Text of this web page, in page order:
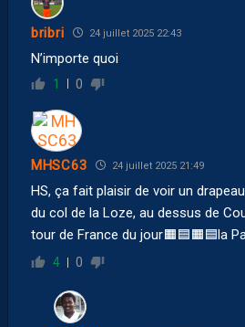
bribri 24 juillet 2025 22:43
N’importe quoi
1 0
MHSC63 24 juillet 2025 21:49
HS, ça fait plaisir de voir un
du col de la Loze, au dessus de
tour de France du jour🟧🟦🟧🟦la
4 0